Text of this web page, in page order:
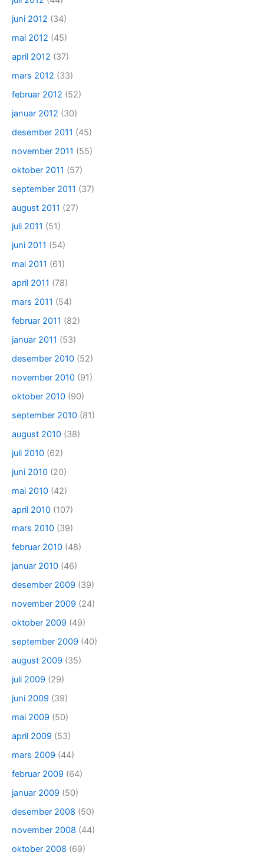
juni 2012 (34)
mai 2012 (45)
april 2012 (37)
mars 2012 (33)
februar 2012 (52)
januar 2012 (30)
desember 2011 (45)
november 2011 (55)
oktober 2011 (57)
september 2011 (37)
august 2011 (27)
juli 2011 (51)
juni 2011 (54)
mai 2011 (61)
april 2011 (78)
mars 2011 (54)
februar 2011 (82)
januar 2011 (53)
desember 2010 (52)
november 2010 (91)
oktober 2010 (90)
september 2010 (81)
august 2010 (38)
juli 2010 (62)
juni 2010 (20)
mai 2010 (42)
april 2010 (107)
mars 2010 (39)
februar 2010 (48)
januar 2010 (46)
desember 2009 (39)
november 2009 (24)
oktober 2009 (49)
september 2009 (40)
august 2009 (35)
juli 2009 (29)
juni 2009 (39)
mai 2009 (50)
april 2009 (53)
mars 2009 (44)
februar 2009 (64)
januar 2009 (50)
desember 2008 (50)
november 2008 (44)
oktober 2008 (69)